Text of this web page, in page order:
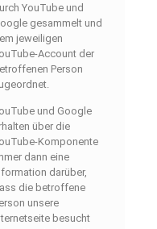
YouTube und
gesammelt und
jeweiligen
Account der
Person
und Google
über die
Komponente
dann eine
darüber,
die betroffene
unsere
besucht